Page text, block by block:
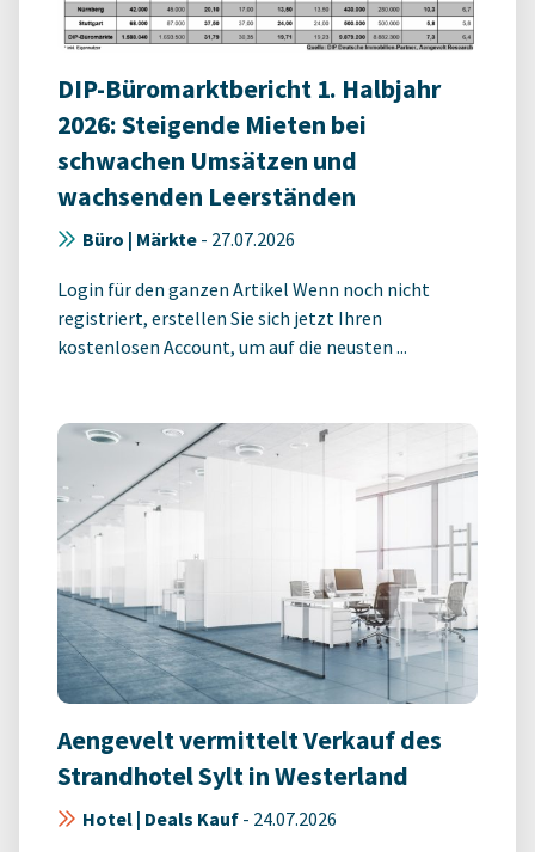
DIP-Büromarktbericht 1. Halbjahr
2026: Steigende Mieten bei
schwachen Umsätzen und
wachsenden Leerständen
Büro | Märkte - 27.07.2026
Login für den ganzen Artikel Wenn noch nicht
registriert, erstellen Sie sich jetzt Ihren
kostenlosen Account, um auf die neusten ...
Aengevelt vermittelt Verkauf des
Strandhotel Sylt in Westerland
Hotel | Deals Kauf - 24.07.2026